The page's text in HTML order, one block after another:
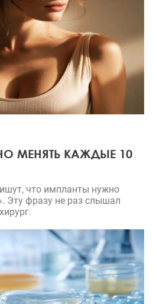
МЕНЯТЬ КАЖДЫЕ 10
что импланты нужно
Эту фразу не раз слышал